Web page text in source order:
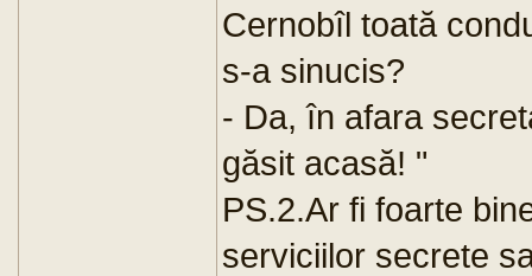
Cernobîl toată
s-a sinucis?
- Da, în afara
găsit acasă! "
PS.2.Ar fi foarte
serviciilor secrete